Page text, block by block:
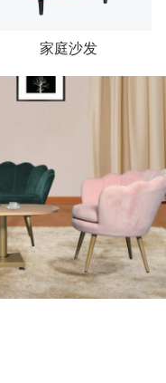
家庭沙发